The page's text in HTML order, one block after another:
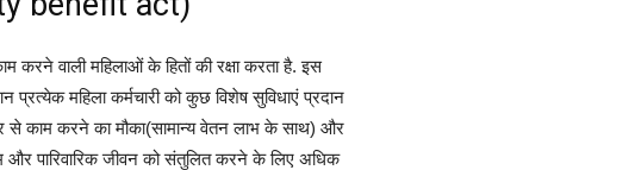
करने वाली महिलाओं के हितों की रक्षा करता है. इस
प्रत्येक महिला कर्मचारी को कुछ विशेष सुविधाएं प्रदान
से काम करने का मौका(सामान्य वेतन लाभ के साथ) और
और पारिवारिक जीवन को संतुलित करने के लिए अधिक